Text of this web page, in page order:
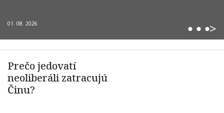
01. 08. 2026
⬤ ⬤ ⬤>
Prečo jedovatí
neoliberáli zatracujú
Činu?